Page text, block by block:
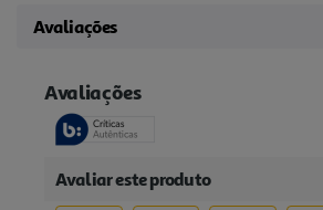
Avaliações